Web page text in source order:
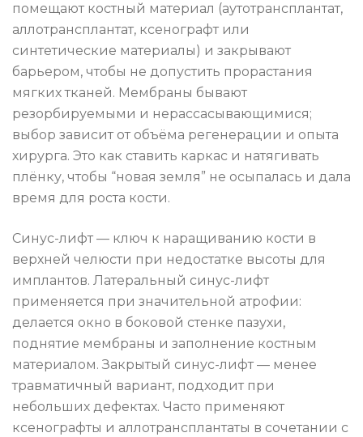
помещают костный материал (аутотрансплантат,
аллотрансплантат, ксенографт или
синтетические материалы) и закрывают
барьером, чтобы не допустить прорастания
мягких тканей. Мембраны бывают
резорбируемыми и нерассасывающимися;
выбор зависит от объёма регенерации и опыта
хирурга. Это как ставить каркас и натягивать
плёнку, чтобы “новая земля” не осыпалась и дала
время для роста кости.
Синус-лифт — ключ к наращиванию кости в
верхней челюсти при недостатке высоты для
имплантов. Латеральный синус-лифт
применяется при значительной атрофии:
делается окно в боковой стенке пазухи,
поднятие мембраны и заполнение костным
материалом. Закрытый синус-лифт — менее
травматичный вариант, подходит при
небольших дефектах. Часто применяют
ксенографты и аллотрансплантаты в сочетании с